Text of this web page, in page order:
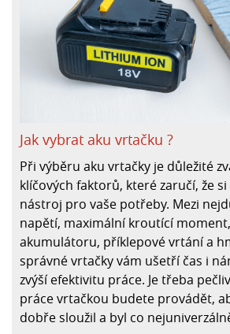
Jak vybrat aku vrtačku ?
Při výběru aku vrtačky je důležité
klíčových faktorů, které zaručí, že
nástroj pro vaše potřeby. Mezi
napětí, maximální kroutící
akumulátoru, příklepové vrtání a
správné vrtačky vám ušetří čas i
zvýší efektivitu práce. Je třeba
práce vrtačkou budete provádět,
dobře sloužil a byl co